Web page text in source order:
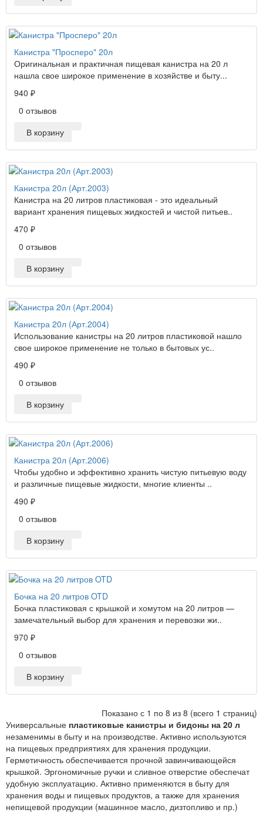
Канистра "Просперо" 20л
Оригинальная и практичная пищевая канистра на 20 л
нашла свое широкое применение в хозяйстве и быту...
940 ₽
0 отзывов
В корзину
Канистра 20л (Арт.2003)
Канистра на 20 литров пластиковая - это идеальный
вариант хранения пищевых жидкостей и чистой питьев..
470 ₽
0 отзывов
В корзину
Канистра 20л (Арт.2004)
Использование канистры на 20 литров пластиковой нашло
свое широкое применение не только в бытовых ус..
490 ₽
0 отзывов
В корзину
Канистра 20л (Арт.2006)
Чтобы удобно и эффективно хранить чистую питьевую воду
и различные пищевые жидкости, многие клиенты ..
490 ₽
0 отзывов
В корзину
Бочка на 20 литров OTD
Бочка пластиковая с крышкой и хомутом на 20 литров —
замечательный выбор для хранения и перевозки жи..
970 ₽
0 отзывов
В корзину
Показано с 1 по 8 из 8 (всего 1 страниц)
Универсальные пластиковые канистры и бидоны на 20 л
незаменимы в быту и на производстве. Активно используются
на пищевых предприятиях для хранения продукции.
Герметичность обеспечивается прочной завинчивающейся
крышкой. Эргономичные ручки и сливное отверстие обеспечат
удобную эксплуатацию. Активно применяются в быту для
хранения воды и пищевых продуктов, а также для хранения
непищевой продукции (машинное масло, дизтопливо и пр.)